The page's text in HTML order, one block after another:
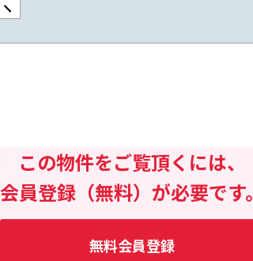
この物件をご覧頂くには、
会員登録（無料）が必要です。
無料会員登録